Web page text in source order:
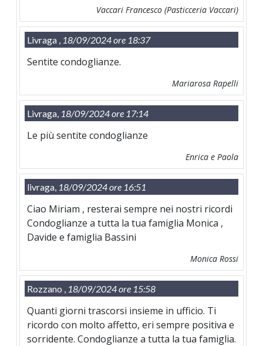
Vaccari Francesco (Pasticceria Vaccari)
Livraga , 18/09/2024 ore 18:37
Sentite condoglianze.
Mariarosa Rapelli
Livraga, 18/09/2024 ore 17:14
Le più sentite condoglianze
Enrica e Paola
livraga, 18/09/2024 ore 16:51
Ciao Miriam , resterai sempre nei nostri ricordi
Condoglianze a tutta la tua famiglia Monica ,
Davide e famiglia Bassini
Monica Rossi
Rozzano , 18/09/2024 ore 15:58
Quanti giorni trascorsi insieme in ufficio. Ti
ricordo con molto affetto, eri sempre positiva e
sorridente. Condoglianze a tutta la tua famiglia.